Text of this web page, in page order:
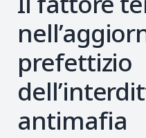
prefettizio
antimafia